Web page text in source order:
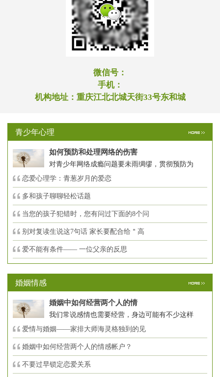
微信号：
手机：
机构地址： 重庆江北北城天街33号东和城
青少年心理
如何预防和处理网络的伤害
对青少年网络成瘾问题要未雨绸缪，贯彻预防为
恋爱心理学：青葱岁月的爱恋
多和孩子聊聊轻松话题
当您的孩子犯错时，您有问过下面的8个问
别对复读生说这7句话 家长要配合给＂高
爱不能有条件—— 一位父亲的反思
婚姻情感
婚姻中如何经营两个人的情
我们常说感情也需要经营，身边可能有不少这样
爱情与婚姻——家排大师海灵格独到的见
婚姻中如何经营两个人的情感帐户？
不要过早锁定恋爱关系